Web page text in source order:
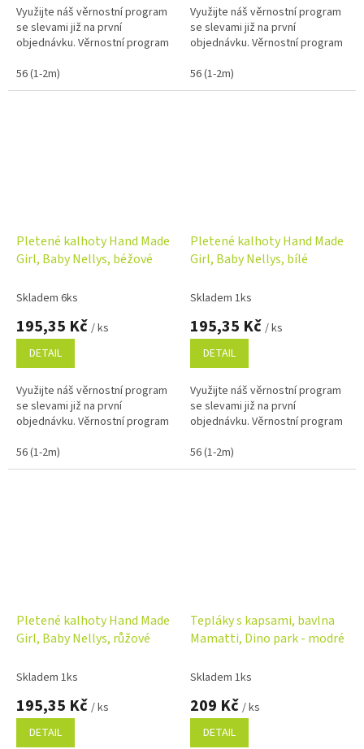
Využijte náš věrnostní program
se slevami již na první
objednávku. Věrnostní program
56 (1-2m)
Využijte náš věrnostní program
se slevami již na první
objednávku. Věrnostní program
56 (1-2m)
Pletené kalhoty Hand Made
Girl, Baby Nellys, béžové
Skladem 6ks
195,35 Kč / ks
DETAIL
Využijte náš věrnostní program
se slevami již na první
objednávku. Věrnostní program
56 (1-2m)
Pletené kalhoty Hand Made
Girl, Baby Nellys, bílé
Skladem 1ks
195,35 Kč / ks
DETAIL
Využijte náš věrnostní program
se slevami již na první
objednávku. Věrnostní program
56 (1-2m)
Pletené kalhoty Hand Made
Girl, Baby Nellys, růžové
Skladem 1ks
195,35 Kč / ks
DETAIL
Tepláky s kapsami, bavlna
Mamatti, Dino park - modré
Skladem 1ks
209 Kč / ks
DETAIL